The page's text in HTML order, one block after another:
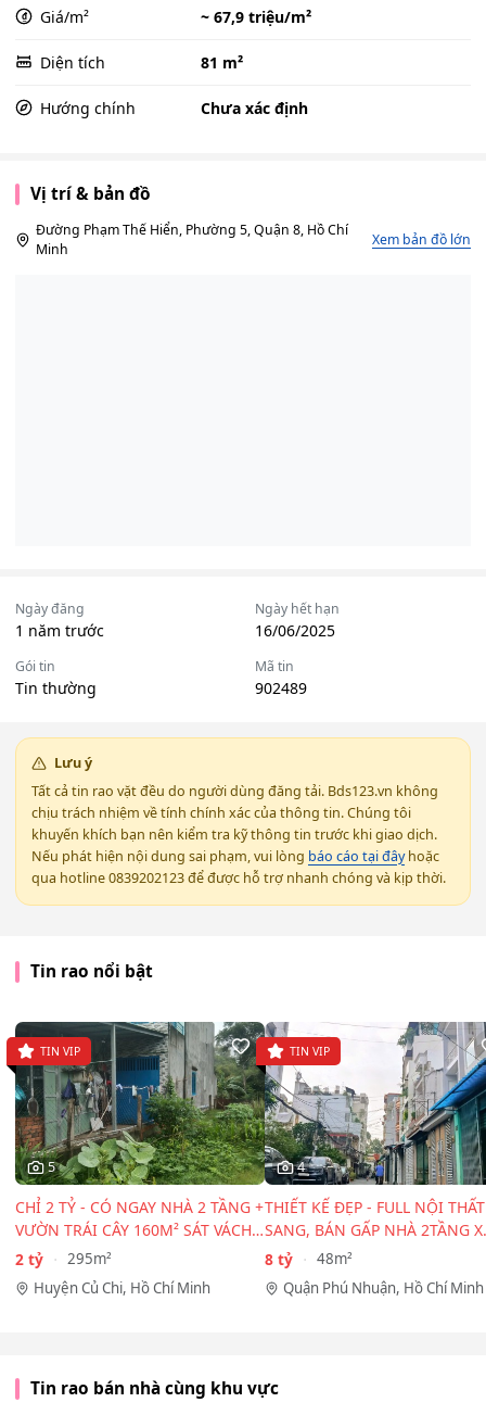
Giá/m² ~ 67,9 triệu/m²
Diện tích 81 m²
Hướng chính Chưa xác định
Vị trí & bản đồ
Đường Phạm Thế Hiển, Phường 5, Quận 8, Hồ Chí
Minh
Xem bản đồ lớn
Ngày đăng
1 năm trước
Ngày hết hạn
16/06/2025
Gói tin
Tin thường
Mã tin
902489
Lưu ý
Tất cả tin rao vặt đều do người dùng đăng tải. Bds123.vn không
chịu trách nhiệm về tính chính xác của thông tin. Chúng tôi
khuyến khích bạn nên kiểm tra kỹ thông tin trước khi giao dịch.
Nếu phát hiện nội dung sai phạm, vui lòng báo cáo tại đâyhoặc
qua hotline 0839202123 để được hỗ trợ nhanh chóng và kịp thời.
Tin rao nổi bật
5
TIN VIP
CHỈ 2 TỶ - CÓ NGAY NHÀ 2 TẦNG +
VƯỜN TRÁI CÂY 160M² SÁT VÁCH
TP.HCM!
2 tỷ
295m²
Huyện Củ Chi, Hồ Chí Minh
4
TIN VIP
THIẾT KẾ ĐẸP - FULL NỘI THẤT
SANG, BÁN GẤP NHÀ 2TẦNG X
48M² - HẺM 2 XE HƠI…
8 tỷ
48m²
Quận Phú Nhuận, Hồ Chí Minh
Tin rao bán nhà cùng khu vực